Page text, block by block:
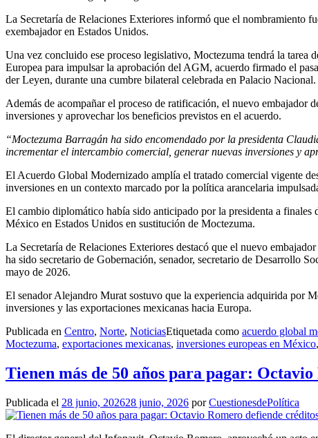
La Secretaría de Relaciones Exteriores informó que el nombramiento
exembajador en Estados Unidos.
Una vez concluido ese proceso legislativo, Moctezuma tendrá la tarea
Europea para impulsar la aprobación del AGM, acuerdo firmado el
der Leyen, durante una cumbre bilateral celebrada en Palacio Nacional.
Además de acompañar el proceso de ratificación, el nuevo embajador
inversiones y aprovechar los beneficios previstos en el acuerdo.
“Moctezuma Barragán ha sido encomendado por la presidenta
incrementar el intercambio comercial, generar nuevas inversiones y
El Acuerdo Global Modernizado amplía el tratado comercial vigente
inversiones en un contexto marcado por la política arancelaria
El cambio diplomático había sido anticipado por la presidenta a
México en Estados Unidos en sustitución de Moctezuma.
La Secretaría de Relaciones Exteriores destacó que el nuevo
ha sido secretario de Gobernación, senador, secretario de Desarrollo
mayo de 2026.
El senador Alejandro Murat sostuvo que la experiencia adquirida por
inversiones y las exportaciones mexicanas hacia Europa.
Publicada en Centro, Norte, NoticiasEtiquetada como acuerdo global
Moctezuma, exportaciones mexicanas, inversiones europeas en México,
Tienen más de 50 años para pagar:
Publicada el 28 junio, 202628 junio, 2026 porCuestionesdePolítica